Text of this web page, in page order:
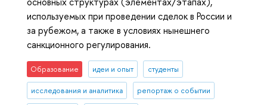
используемых при проведении сделок в России и
за рубежом, а также в условиях нынешнего
санкционного регулирования.
Образование идеи и опыт студенты
исследования и аналитика репортаж о событии